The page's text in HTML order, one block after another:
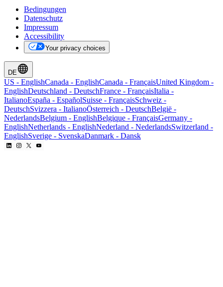
Bedingungen
Datenschutz
Impressum
Accessibility
Your privacy choices
DE
US - EnglishCanada - EnglishCanada - FrançaisUnited Kingdom -
EnglishDeutschland - DeutschFrance - FrançaisItalia -
ItalianoEspaña - EspañolSuisse - FrançaisSchweiz -
DeutschSvizzera - ItalianoÖsterreich - DeutschBelgië -
NederlandsBelgium - EnglishBelgique - FrançaisGermany -
EnglishNetherlands - EnglishNederland - NederlandsSwitzerland -
EnglishSverige - SvenskaDanmark - Dansk